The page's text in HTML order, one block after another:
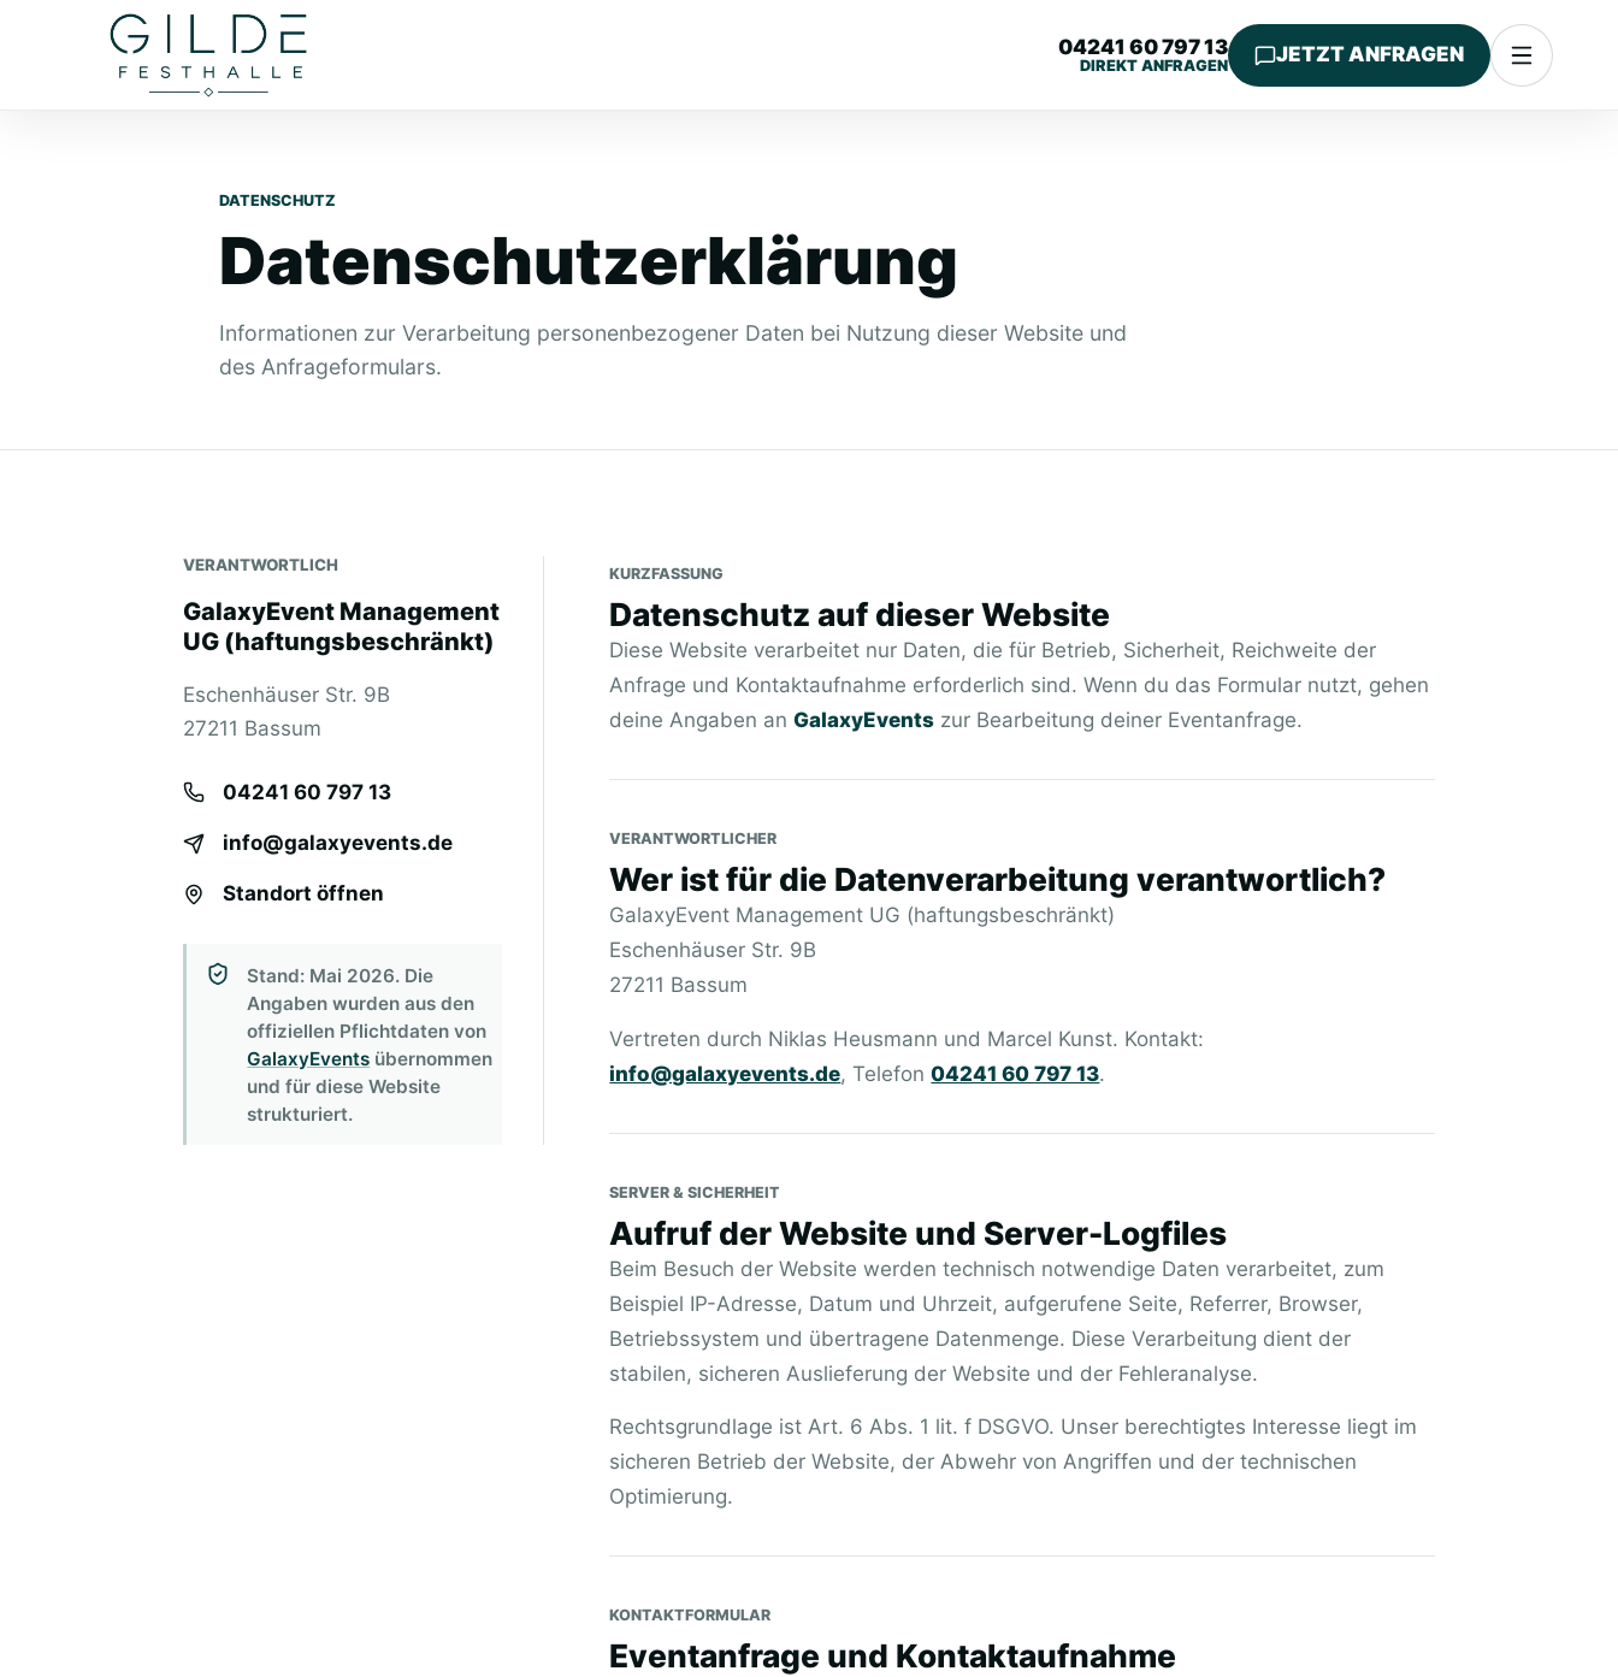
04241 60 797 13
DIREKT ANFRAGEN JETZT ANFRAGEN
DATENSCHUTZ
Datenschutzerklärung
Informationen zur Verarbeitung personenbezogener Daten bei Nutzung dieser Website und
des Anfrageformulars.
VERANTWORTLICH
GalaxyEvent Management
UG (haftungsbeschränkt)
Eschenhäuser Str. 9B
27211 Bassum
04241 60 797 13
info@galaxyevents.de
Standort öffnen
Stand: Mai 2026. Die
Angaben wurden aus den
offiziellen Pflichtdaten von
GalaxyEvents übernommen
und für diese Website
strukturiert.
KURZFASSUNG
Datenschutz auf dieser Website
Diese Website verarbeitet nur Daten, die für Betrieb, Sicherheit, Reichweite der
Anfrage und Kontaktaufnahme erforderlich sind. Wenn du das Formular nutzt, gehen
deine Angaben anGalaxyEvents zur Bearbeitung deiner Eventanfrage.
VERANTWORTLICHER
Wer ist für die Datenverarbeitung verantwortlich?
GalaxyEvent Management UG (haftungsbeschränkt)
Eschenhäuser Str. 9B
27211 Bassum
Vertreten durch Niklas Heusmann und Marcel Kunst. Kontakt:
info@galaxyevents.de, Telefon 04241 60 797 13.
SERVER & SICHERHEIT
Aufruf der Website und Server-Logfiles
Beim Besuch der Website werden technisch notwendige Daten verarbeitet, zum
Beispiel IP-Adresse, Datum und Uhrzeit, aufgerufene Seite, Referrer, Browser,
Betriebssystem und übertragene Datenmenge. Diese Verarbeitung dient der
stabilen, sicheren Auslieferung der Website und der Fehleranalyse.
Rechtsgrundlage ist Art. 6 Abs. 1 lit. f DSGVO. Unser berechtigtes Interesse liegt im
sicheren Betrieb der Website, der Abwehr von Angriffen und der technischen
Optimierung.
KONTAKTFORMULAR
Eventanfrage und Kontaktaufnahme